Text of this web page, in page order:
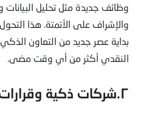
وظائف جديدة مثل تحليل البيانات
والإشراف على الأتمتة. هذا
بداية عصر جديد من التعاون
النقدي أكثر من أي وقت مضى.
٢.شركات ذكية وقرارات أسرع